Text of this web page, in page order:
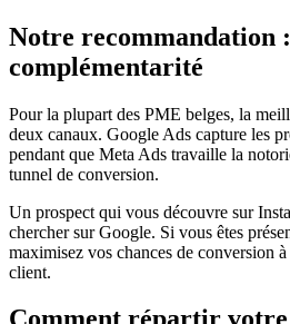
Notre recommandation
complémentarité
Pour la plupart des PME belges, la
deux canaux. Google Ads capture les
pendant que Meta Ads travaille la
tunnel de conversion.
Un prospect qui vous découvre sur
chercher sur Google. Si vous êtes
maximisez vos chances de conversion
client.